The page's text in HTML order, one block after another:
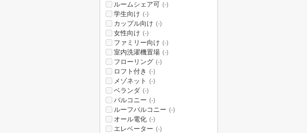
ルームシェア可 (-)
学生向け (-)
カップル向け (-)
女性向け (-)
ファミリー向け (-)
室内洗濯機置場 (-)
フローリング (-)
ロフト付き (-)
メゾネット (-)
ベランダ (-)
バルコニー (-)
ルーフバルコニー (-)
オール電化 (-)
エレベーター (-)